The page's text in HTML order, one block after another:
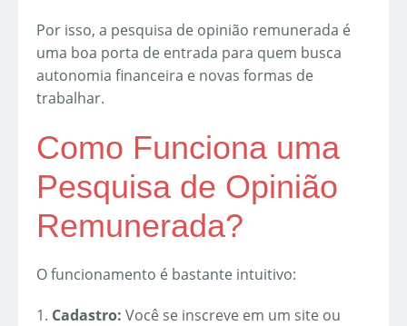
Por isso, a pesquisa de opinião remunerada é
uma boa porta de entrada para quem busca
autonomia financeira e novas formas de
trabalhar.
Como Funciona uma
Pesquisa de Opinião
Remunerada?
O funcionamento é bastante intuitivo:
1. Cadastro: Você se inscreve em um site ou